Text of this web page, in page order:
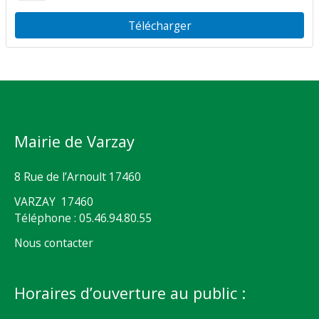
Télécharger
Mairie de Varzay
8 Rue de l’Arnoult 17460
VARZAY 17460
Téléphone : 05.46.94.80.55
Nous contacter
Horaires d’ouverture au public :